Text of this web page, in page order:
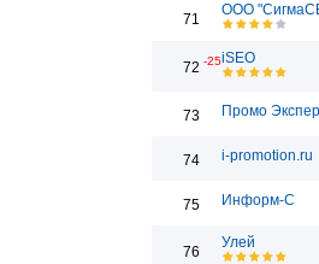
71
ООО
72 -25iSEO
73 Промо
74 i-promotion.ru
75 Информ-С
76
Улей